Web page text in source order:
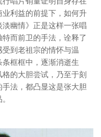
利益的前提下，如何升
幽情》正是这样一张唱
而前卫的手法，诠释了
到老祖宗的情怀与温
框框中，逐渐消逝生
的大胆尝试，乃至于刻
法，都凸显这是张大胆